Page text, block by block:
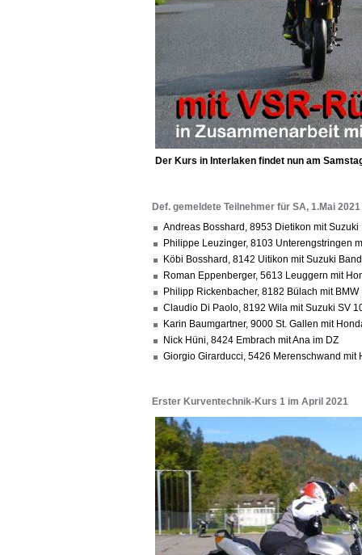
Der Kurs in Interlaken findet nun am
Def. gemeldete Teilnehmer für SA, 1.Mai 2021
Andreas Bosshard, 8953 Dietikon mit
Philippe Leuzinger, 8103 Unterengstringen
Köbi Bosshard, 8142 Uitikon mit Suzuki
Roman Eppenberger, 5613 Leuggern mit
Philipp Rickenbacher, 8182 Bülach mit
Claudio Di Paolo, 8192 Wila mit Suzuki SV
Karin Baumgartner, 9000 St. Gallen mit
Nick Hüni, 8424 Embrach mit Ana im DZ
Giorgio Girarducci, 5426 Merenschwand mit
Erster Kurventechnik-Kurs 1 im April 2021